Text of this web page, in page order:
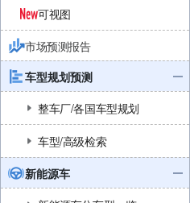
可视图
市场预测报告
车型规划预测
整车厂/各国车型规划
车型/高级检索
新能源车